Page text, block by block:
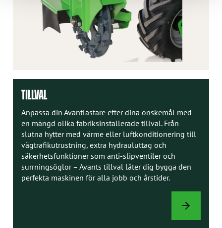
TILLVAL
Anpassa din Avantlastare efter dina önskemål med
en mängd olika fabriksinstallerade tillval. Från
slutna hytter med värme eller luftkonditionering till
vägtrafikutrustning, extra hydrauluttag och
säkerhetsfunktioner som anti-slipventiler och
surrningsöglor – Avants tillval låter dig bygga den
perfekta maskinen för alla jobb och årstider.
TILLVAL